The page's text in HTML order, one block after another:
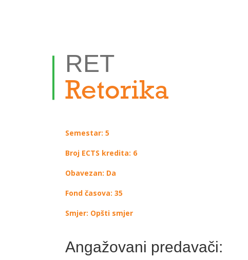
RET
Retorika
Semestar: 5
Broj ECTS kredita: 6
Obavezan: Da
Fond časova: 35
Smjer: Opšti smjer
Angažovani predavači: